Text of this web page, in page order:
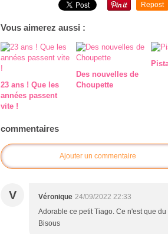
Repost
Vous aimerez aussi :
23 ans ! Que les
années passent
vite !
Des nouvelles de
Choupette
commentaires
Ajouter un commentaire
V Véronique 24/09/2022 22:33
Adorable ce petit Tiago. Ce n'est que
Bisous